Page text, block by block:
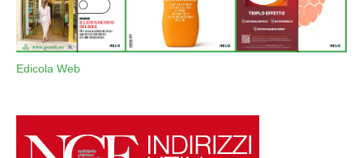
Edicola Web